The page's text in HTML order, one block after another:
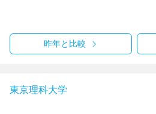
昨年と比較
東京理科大学